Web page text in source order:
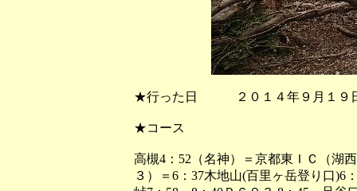
★行った日 ２０１４年９月１
★コース
高槻4：52（名神）＝京都東ＩＣ（湖
３）＝6：37木地山(百里ヶ岳登り口)6